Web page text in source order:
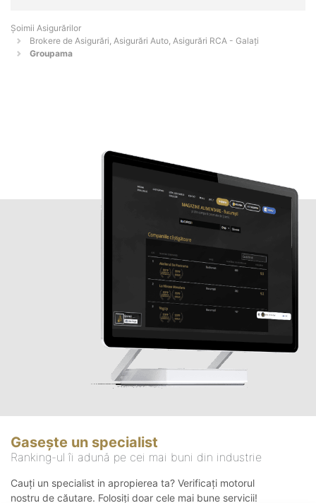
Șoimii Asigurărilor
Brokere de Asigurări, Asigurări Auto, Asigurări RCA - Galaţi
Groupama
Gasește un specialist
Ranking-ul îi adună pe cei mai buni din industrie
Cauți un specialist in apropierea ta? Verificați motorul
nostru de căutare. Folosiți doar cele mai bune servicii!